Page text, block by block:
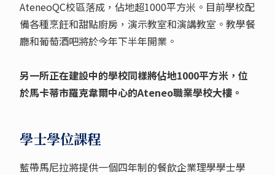
AteneoQC校區落成，佔地超1000平方米。目前學校配
備各種烹飪和甜點廚房，演示教室和演講教室。教學餐
廳和葡萄酒吧將於今年下半年開業。
另一所正在建設中的學校同樣將佔地1000平方米，位
於馬卡蒂市羅克韋爾中心的Ateneo職業學校大樓。
學士學位課程
藍帶馬尼拉將提供一個四年制的餐飲企業理學學士學